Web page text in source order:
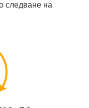
следване на